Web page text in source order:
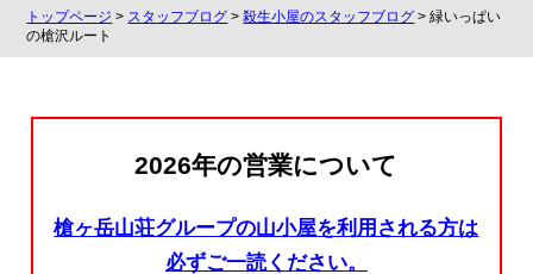
トップページ > スタッフブログ >殺生小屋のスタッフブログ > 緑いっぱい
の槍沢ルート
2026年の営業について
槍ヶ岳山荘グループの山小屋を利用される方は
必ずご一読ください。